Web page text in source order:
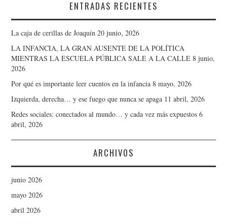
ENTRADAS RECIENTES
La caja de cerillas de Joaquín 20 junio, 2026
LA INFANCIA, LA GRAN AUSENTE DE LA POLÍTICA
MIENTRAS LA ESCUELA PÚBLICA SALE A LA CALLE 8 junio,
2026
Por qué es importante leer cuentos en la infancia 8 mayo, 2026
Izquierda, derecha… y ese fuego que nunca se apaga 11 abril, 2026
Redes sociales: conectados al mundo… y cada vez más expuestos 6
abril, 2026
ARCHIVOS
junio 2026
mayo 2026
abril 2026